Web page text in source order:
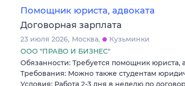
Помощник юриста, адвоката
Договорная зарплата
23 июля 2026 Москва
Кузьминки
ООО "ПРАВО И БИЗНЕС"
Обязанности: Требуется помощник юриста,
Требования: Можно также студентам
Условия: Работа 2-3 дня в неделю по